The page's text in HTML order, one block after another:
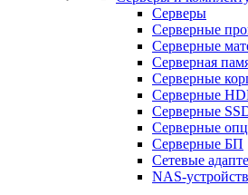
Серверы
Серверные
Серверные
Серверная
Серверные
Серверные
Серверные
Серверные
Серверные БП
Сетевые
NAS-